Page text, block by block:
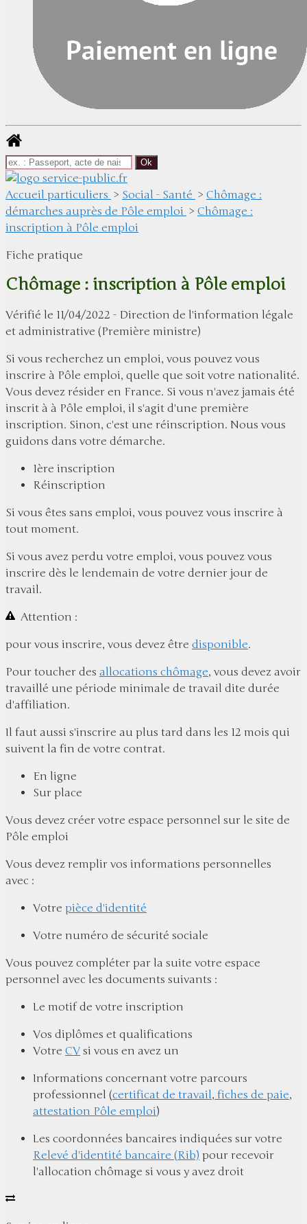
Accueil particuliers > Social - Santé > Chômage :
démarches auprès de Pôle emploi > Chômage :
inscription à Pôle emploi
Fiche pratique
Chômage : inscription à Pôle emploi
Vérifié le 11/04/2022 - Direction de l'information légale
et administrative (Première ministre)
Si vous recherchez un emploi, vous pouvez vous
inscrire à Pôle emploi, quelle que soit votre nationalité.
Vous devez résider en France. Si vous n'avez jamais été
inscrit à à Pôle emploi, il s'agit d'une première
inscription. Sinon, c'est une réinscription. Nous vous
guidons dans votre démarche.
1ère inscription
Réinscription
Si vous êtes sans emploi, vous pouvez vous inscrire à
tout moment.
Si vous avez perdu votre emploi, vous pouvez vous
inscrire dès le lendemain de votre dernier jour de
travail.
Attention :
pour vous inscrire, vous devez être disponible.
Pour toucher des allocations chômage, vous devez avoir
travaillé une période minimale de travail dite durée
d'affiliation.
Il faut aussi s'inscrire au plus tard dans les 12 mois qui
suivent la fin de votre contrat.
En ligne
Sur place
Vous devez créer votre espace personnel sur le site de
Pôle emploi
Vous devez remplir vos informations personnelles
avec :
Votre pièce d'identité
Votre numéro de sécurité sociale
Vous pouvez compléter par la suite votre espace
personnel avec les documents suivants :
Le motif de votre inscription
Vos diplômes et qualifications
Votre CV si vous en avez un
Informations concernant votre parcours
professionnel (certificat de travail, fiches de paie,
attestation Pôle emploi)
Les coordonnées bancaires indiquées sur votre
Relevé d'identité bancaire (Rib) pour recevoir
l'allocation chômage si vous y avez droit